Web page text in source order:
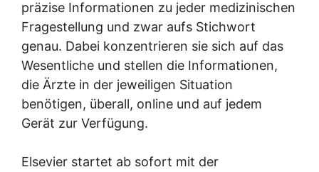
präzise Informationen zu jeder medizinischen
Fragestellung und zwar aufs Stichwort
genau. Dabei konzentrieren sie sich auf das
Wesentliche und stellen die Informationen,
die Ärzte in der jeweiligen Situation
benötigen, überall, online und auf jedem
Gerät zur Verfügung.
Elsevier startet ab sofort mit der